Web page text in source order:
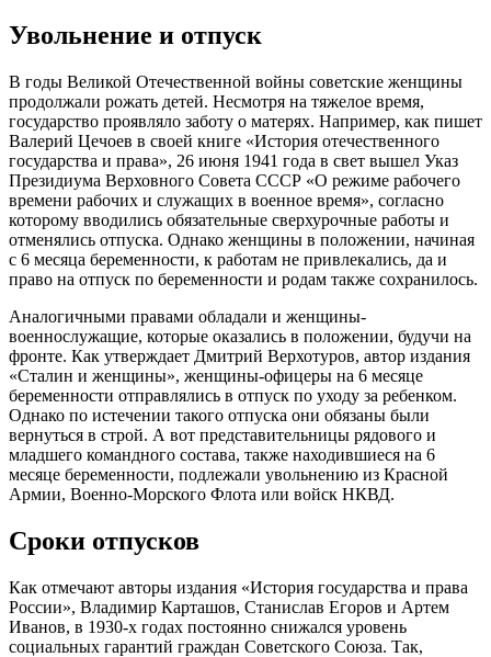
Увольнение и отпуск
В годы Великой Отечественной войны советские женщины
продолжали рожать детей. Несмотря на тяжелое время,
государство проявляло заботу о матерях. Например, как пишет
Валерий Цечоев в своей книге «История отечественного
государства и права», 26 июня 1941 года в свет вышел Указ
Президиума Верховного Совета СССР «О режиме рабочего
времени рабочих и служащих в военное время», согласно
которому вводились обязательные сверхурочные работы и
отменялись отпуска. Однако женщины в положении, начиная
с 6 месяца беременности, к работам не привлекались, да и
право на отпуск по беременности и родам также сохранилось.
Аналогичными правами обладали и женщины-
военнослужащие, которые оказались в положении, будучи на
фронте. Как утверждает Дмитрий Верхотуров, автор издания
«Сталин и женщины», женщины-офицеры на 6 месяце
беременности отправлялись в отпуск по уходу за ребенком.
Однако по истечении такого отпуска они обязаны были
вернуться в строй. А вот представительницы рядового и
младшего командного состава, также находившиеся на 6
месяце беременности, подлежали увольнению из Красной
Армии, Военно-Морского Флота или войск НКВД.
Сроки отпусков
Как отмечают авторы издания «История государства и права
России», Владимир Карташов, Станислав Егоров и Артем
Иванов, в 1930-х годах постоянно снижался уровень
социальных гарантий граждан Советского Союза. Так,